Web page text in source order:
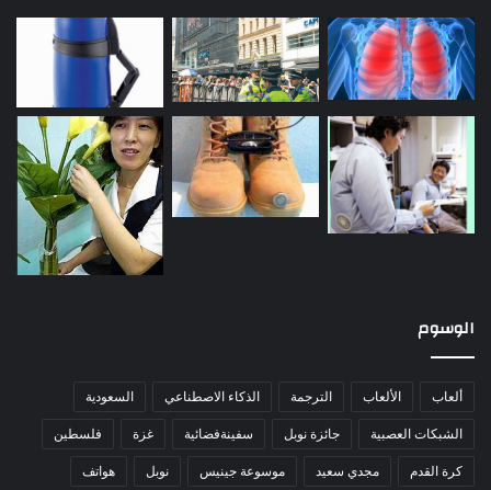
الوسوم
ألعاب الألعاب الترجمة الذكاء الاصطناعي السعودية
الشبكات العصبية جائزة نوبل سفينةفضائية غزة فلسطين
كرة القدم مجدي سعيد موسوعة جينيس نوبل هواتف